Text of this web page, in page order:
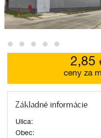
2,85
ceny za
Základné informácie
Ulica:
Obec: